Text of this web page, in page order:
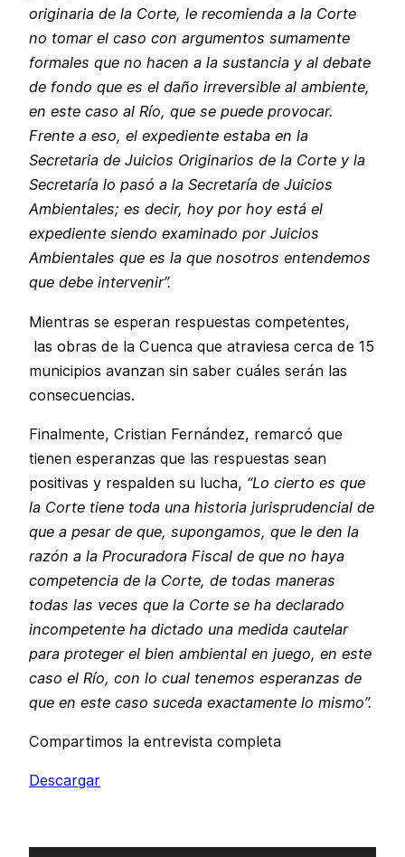
originaria de la Corte, le recomienda a la Corte
no tomar el caso con argumentos sumamente
formales que no hacen a la sustancia y al debate
de fondo que es el daño irreversible al ambiente,
en este caso al Río, que se puede provocar.
Frente a eso, el expediente estaba en la
Secretaria de Juicios Originarios de la Corte y la
Secretaría lo pasó a la Secretaría de Juicios
Ambientales; es decir, hoy por hoy está el
expediente siendo examinado por Juicios
Ambientales que es la que nosotros entendemos
que debe intervenir”.
Mientras se esperan respuestas competentes,
las obras de la Cuenca que atraviesa cerca de 15
municipios avanzan sin saber cuáles serán las
consecuencias.
Finalmente, Cristian Fernández, remarcó que
tienen esperanzas que las respuestas sean
positivas y respalden su lucha, “Lo cierto es que
la Corte tiene toda una historia jurisprudencial de
que a pesar de que, supongamos, que le den la
razón a la Procuradora Fiscal de que no haya
competencia de la Corte, de todas maneras
todas las veces que la Corte se ha declarado
incompetente ha dictado una medida cautelar
para proteger el bien ambiental en juego, en este
caso el Río, con lo cual tenemos esperanzas de
que en este caso suceda exactamente lo mismo”.
Compartimos la entrevista completa
Descargar